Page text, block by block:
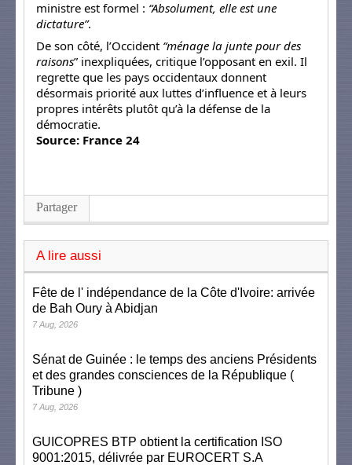
ministre est formel : “Absolument, elle est une
dictature”.
De son côté, l’Occident “ménage la junte pour des
raisons” inexpliquées, critique l’opposant en exil. Il
regrette que les pays occidentaux donnent
désormais priorité aux luttes d’influence et à leurs
propres intérêts plutôt qu’à la défense de la
démocratie.
Source: France 24
Partager
A lire aussi
Fête de l' indépendance de la Côte d'Ivoire: arrivée
de Bah Oury à Abidjan
7 Aug, 2026
Sénat de Guinée : le temps des anciens Présidents
et des grandes consciences de la République (
Tribune )
7 Aug, 2026
GUICOPRES BTP obtient la certification ISO
9001:2015, délivrée par EUROCERT S.A